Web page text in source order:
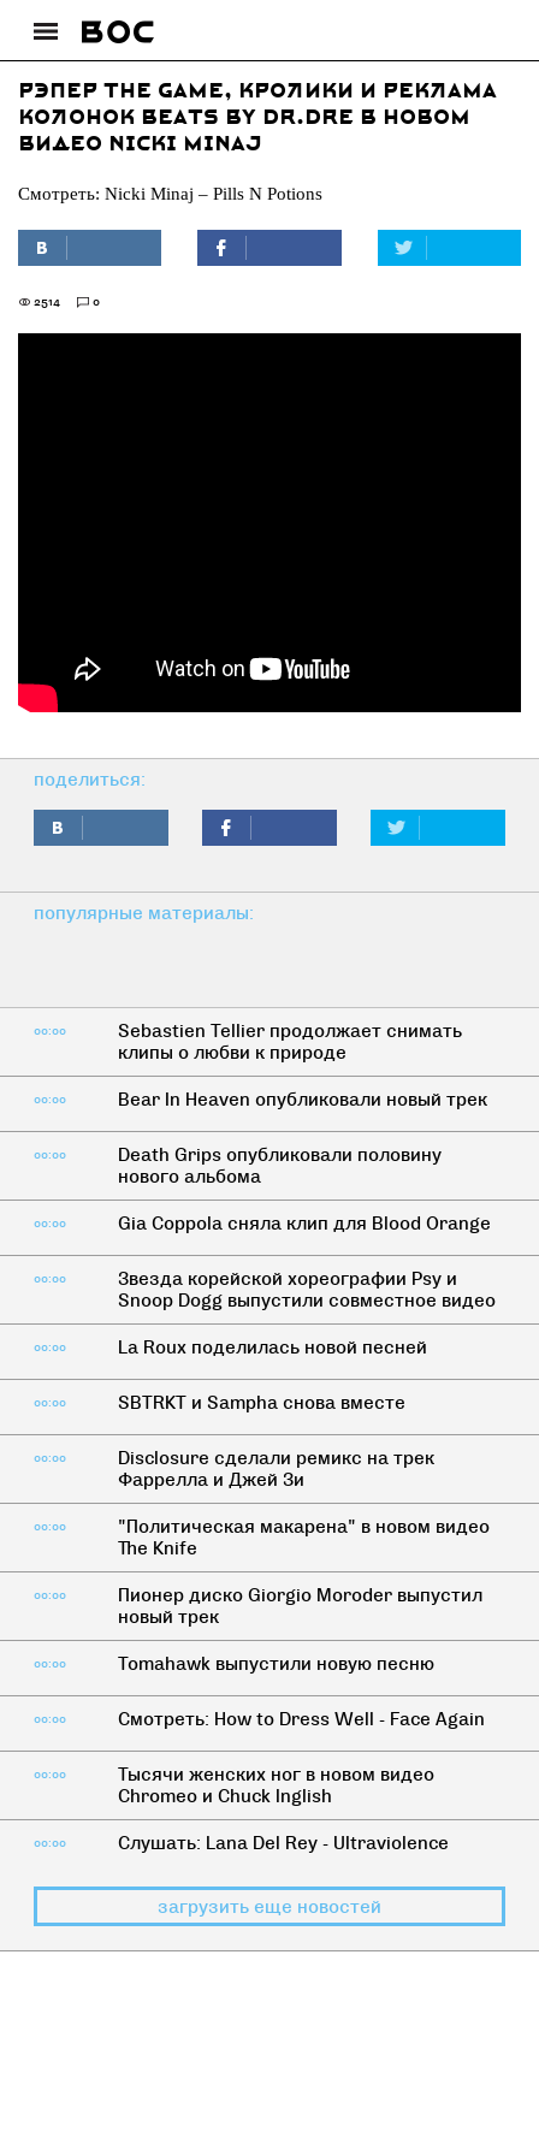
Рэпер The Game, кролики и реклама
колонок Beats by Dr.Dre в новом
видео Nicki Minaj
Смотреть: Nicki Minaj – Pills N Potions
2514 0
поделиться:
популярные материалы:
00:00
Sebastien Tellier продолжает снимать
клипы о любви к природе
00:00 Bear In Heaven опубликовали новый трек
00:00
Death Grips опубликовали половину
нового альбома
00:00 Gia Coppola сняла клип для Blood Orange
00:00
Звезда корейской хореографии Psy и
Snoop Dogg выпустили совместное видео
00:00 La Roux поделилась новой песней
00:00 SBTRKT и Sampha снова вместе
00:00
Disclosure сделали ремикс на трек
Фаррелла и Джей Зи
00:00
"Политическая макарена" в новом видео
The Knife
00:00
Пионер диско Giorgio Moroder выпустил
новый трек
00:00 Tomahawk выпустили новую песню
00:00 Смотреть: How to Dress Well - Face Again
00:00
Тысячи женских ног в новом видео
Chromeo и Chuck Inglish
00:00 Слушать: Lana Del Rey - Ultraviolence
загрузить еще новостей